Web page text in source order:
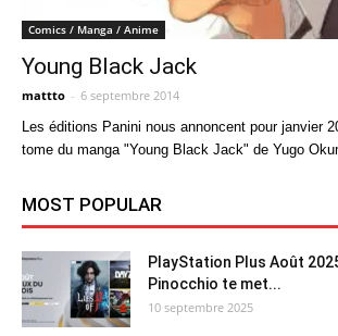
Comics / Manga / Anime
Young Black Jack
mattto - 6 septembre 2014
Les éditions Panini nous annoncent pour janvier
tome du manga "Young Black Jack" de Yugo
MOST POPULAR
PlayStation Plus Août
Pinocchio te met...
10 septembre 2025